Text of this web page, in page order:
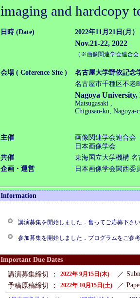
imaging and hardcopy
日時 (Date) 2022年11月21日(月
Nov.21-22, 2022
（※画像関連学会連合
会場 ( Coference Site )
名古屋大学野依記念
名古屋市千種区不老
Nagoya University,
Matsugasaki ,
Chigusao-ku, Nagoya-
主催
画像関連学会連合会
日本画像学会
共催
東海国立大学機構
企画・運営
日本画像学会関西委
Information
講演募集を開始しました．奮ってご応募下さ
参加募集を開始しました．プログラムをご参
Important Due Dates
講演募集締切
： 2022年 9月15日(木) ／
予稿原稿締切
： 2022年 10月15日(土) ／